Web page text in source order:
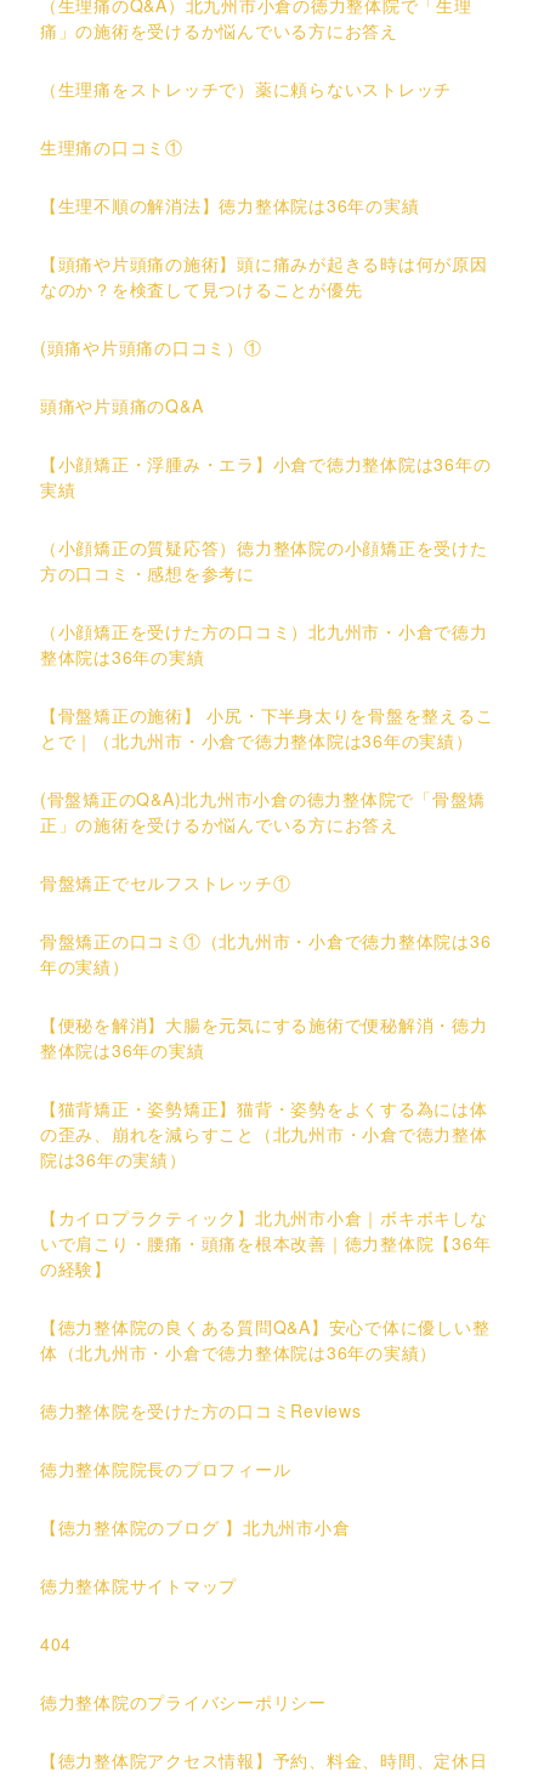
（生理痛のQ&A）北九州市小倉の徳力整体院で「生理
痛」の施術を受けるか悩んでいる方にお答え
（生理痛をストレッチで）薬に頼らないストレッチ
生理痛の口コミ①
【生理不順の解消法】徳力整体院は36年の実績
【頭痛や片頭痛の施術】頭に痛みが起きる時は何が原因
なのか？を検査して見つけることが優先
(頭痛や片頭痛の口コミ）①
頭痛や片頭痛のQ&A
【小顔矯正・浮腫み・エラ】小倉で徳力整体院は36年の
実績
（小顔矯正の質疑応答）徳力整体院の小顔矯正を受けた
方の口コミ・感想を参考に
（小顔矯正を受けた方の口コミ）北九州市・小倉で徳力
整体院は36年の実績
【骨盤矯正の施術】 小尻・下半身太りを骨盤を整えるこ
とで｜（北九州市・小倉で徳力整体院は36年の実績）
(骨盤矯正のQ&A)北九州市小倉の徳力整体院で「骨盤矯
正」の施術を受けるか悩んでいる方にお答え
骨盤矯正でセルフストレッチ①
骨盤矯正の口コミ①（北九州市・小倉で徳力整体院は36
年の実績）
【便秘を解消】大腸を元気にする施術で便秘解消・徳力
整体院は36年の実績
【猫背矯正・姿勢矯正】猫背・姿勢をよくする為には体
の歪み、崩れを減らすこと（北九州市・小倉で徳力整体
院は36年の実績）
【カイロプラクティック】北九州市小倉｜ボキボキしな
いで肩こり・腰痛・頭痛を根本改善｜徳力整体院【36年
の経験】
【徳力整体院の良くある質問Q&A】安心で体に優しい整
体（北九州市・小倉で徳力整体院は36年の実績）
徳力整体院を受けた方の口コミReviews
徳力整体院院長のプロフィール
【徳力整体院のブログ 】北九州市小倉
徳力整体院サイトマップ
404
徳力整体院のプライバシーポリシー
【徳力整体院アクセス情報】予約、料金、時間、定休日